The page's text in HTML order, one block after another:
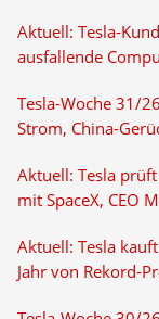
Aktuell: Tesla-
ausfallende
Tesla-Woche 31/
Strom, China-
Aktuell: Tesla
mit SpaceX, CEO
Aktuell: Tesla
Jahr von Rekord-